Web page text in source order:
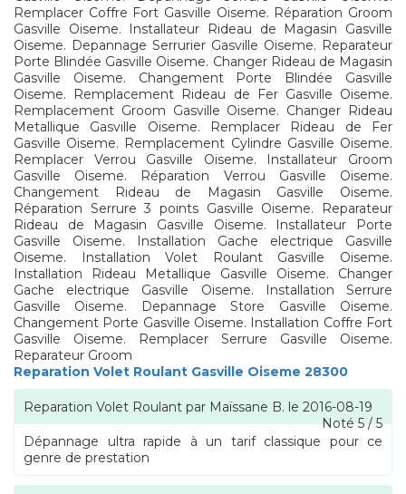
Remplacer Coffre Fort Gasville Oiseme. Réparation Groom
Gasville Oiseme. Installateur Rideau de Magasin Gasville
Oiseme. Depannage Serrurier Gasville Oiseme. Reparateur
Porte Blindée Gasville Oiseme. Changer Rideau de Magasin
Gasville Oiseme. Changement Porte Blindée Gasville
Oiseme. Remplacement Rideau de Fer Gasville Oiseme.
Remplacement Groom Gasville Oiseme. Changer Rideau
Metallique Gasville Oiseme. Remplacer Rideau de Fer
Gasville Oiseme. Remplacement Cylindre Gasville Oiseme.
Remplacer Verrou Gasville Oiseme. Installateur Groom
Gasville Oiseme. Réparation Verrou Gasville Oiseme.
Changement Rideau de Magasin Gasville Oiseme.
Réparation Serrure 3 points Gasville Oiseme. Reparateur
Rideau de Magasin Gasville Oiseme. Installateur Porte
Gasville Oiseme. Installation Gache electrique Gasville
Oiseme. Installation Volet Roulant Gasville Oiseme.
Installation Rideau Metallique Gasville Oiseme. Changer
Gache electrique Gasville Oiseme. Installation Serrure
Gasville Oiseme. Depannage Store Gasville Oiseme.
Changement Porte Gasville Oiseme. Installation Coffre Fort
Gasville Oiseme. Remplacer Serrure Gasville Oiseme.
Reparateur Groom
Reparation Volet Roulant Gasville Oiseme 28300
Reparation Volet Roulant par Maïssane B. le 2016-08-19
Noté5/5
Dépannage ultra rapide à un tarif classique pour ce
genre de prestation